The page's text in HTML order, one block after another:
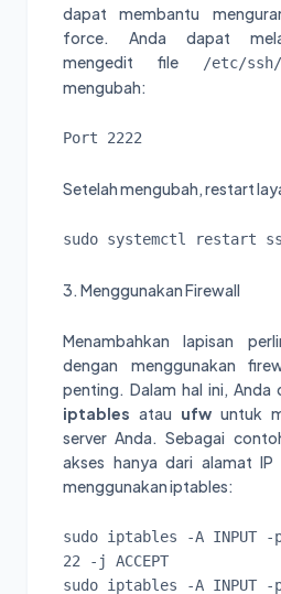
dapat membantu
force. Anda dapat
mengedit file
/etc/ssh/
mengubah:
Port 2222
Setelah mengubah, restart
sudo systemctl restart
3. Menggunakan Firewall
Menambahkan lapisan
dengan menggunakan
penting. Dalam hal ini, Anda
iptables atau ufw untuk
server Anda. Sebagai
akses hanya dari alamat
menggunakan iptables:
sudo iptables -A INPUT
22 -j ACCEPT
sudo iptables -A INPUT